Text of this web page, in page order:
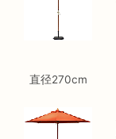
直径270cm